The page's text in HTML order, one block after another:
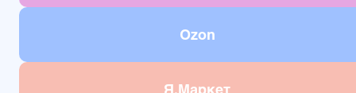
Ozon
Я.Маркет